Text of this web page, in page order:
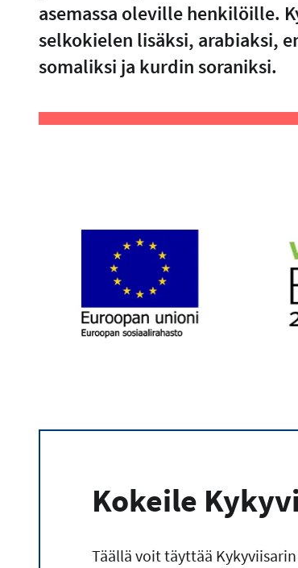
asemassa oleville henkilöille.
selkokielen lisäksi, arabiaksi,
somaliksi ja kurdin soraniksi.
Kokeile
Täällä voit täyttää